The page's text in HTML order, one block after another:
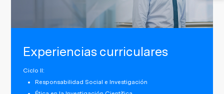
Experiencias curriculares
Ciclo II:
Responsabilidad Social e Investigación